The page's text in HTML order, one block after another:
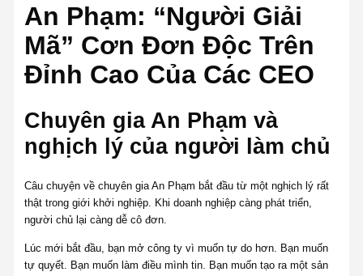
An Phạm: “Người Giải
Mã” Cơn Đơn Độc Trên
Đỉnh Cao Của Các CEO
Chuyên gia An Phạm và
nghịch lý của người làm chủ
Câu chuyện về chuyên gia An Phạm bắt đầu từ một nghịch lý rất
thật trong giới khởi nghiệp. Khi doanh nghiệp càng phát triển,
người chủ lại càng dễ cô đơn.
Lúc mới bắt đầu, bạn mở công ty vì muốn tự do hơn. Bạn muốn
tự quyết. Bạn muốn làm điều mình tin. Bạn muốn tạo ra một sản